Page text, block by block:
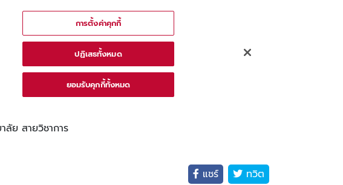
ลัย สายวิชาการ
แชร์ ทวิต